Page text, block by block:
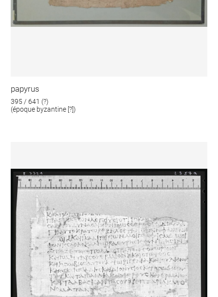
papyrus
395 / 641 (?)
(époque byzantine [?])